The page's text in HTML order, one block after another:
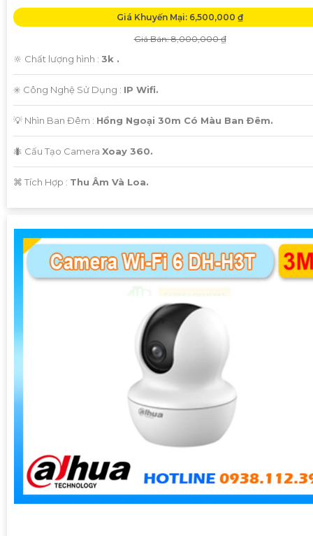
Giá Khuyến Mại: 6,500,000 ₫
Giá Bán: 8,000,000 ₫
🔆 Chất lượng hình : 3k .
✳️ Công Nghệ Sử Dụng : IP Wifi.
💡 Nhìn Ban Đêm : Hồng Ngoại 30m Có Màu Ban Ðêm.
🐜 Cấu Tạo Camera Xoay 360.
️⌘ Tích Hợp : Thu Âm Và Loa.